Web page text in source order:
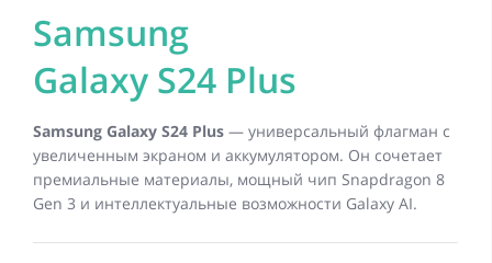
Samsung
Galaxy S24 Plus
Samsung Galaxy S24 Plus — универсальный флагман с
увеличенным экраном и аккумулятором. Он сочетает
премиальные материалы, мощный чип Snapdragon 8
Gen 3 и интеллектуальные возможности Galaxy AI.